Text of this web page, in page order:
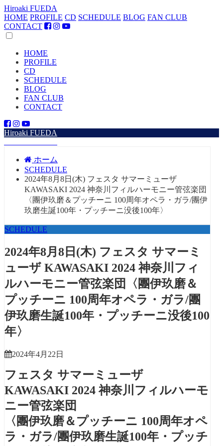
Hiroaki FUEDA
HOME PROFILE CD SCHEDULE BLOG FAN CLUB
CONTACT
HOME
PROFILE
CD
SCHEDULE
BLOG
FAN CLUB
CONTACT
Hiroaki FUEDA
ホーム
SCHEDULE
2024年8月8日(木) フェスタ サマーミューザ
KAWASAKI 2024 神奈川フィルハーモニー管弦楽団
〈團伊玖磨＆プッチーニ 100周年オペラ・ガラ/團伊
玖磨生誕100年・プッチーニ没後100年〉
SCHEDULE
2024年8月8日(木) フェスタ サマーミ
ューザ KAWASAKI 2024 神奈川フィ
ルハーモニー管弦楽団〈團伊玖磨＆
プッチーニ 100周年オペラ・ガラ/團
伊玖磨生誕100年・プッチーニ没後100
年〉
2024年4月22日
フェスタ サマーミューザ
KAWASAKI 2024 神奈川フィルハーモ
ニー管弦楽団
〈團伊玖磨＆プッチーニ 100周年オペ
ラ・ガラ/團伊玖磨生誕100年・プッチ